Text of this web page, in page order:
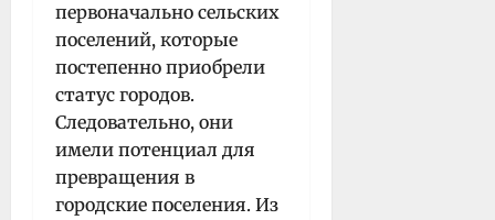
первоначально сельских
поселений, которые
постепенно приобрели
статус городов.
Следовательно, они
имели потенциал для
превращения в
городские поселения. Из